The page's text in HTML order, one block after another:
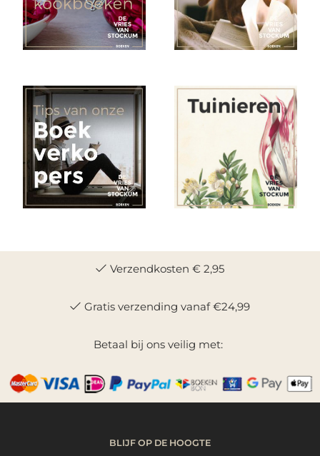
Verzendkosten € 2,95
Gratis verzending vanaf €24,99
Betaal bij ons veilig met:
BLIJF OP DE HOOGTE